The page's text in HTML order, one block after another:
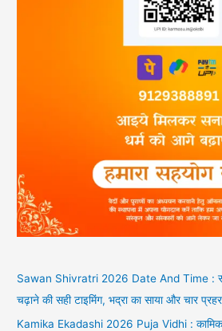
Sawan Shivratri 2026 Date And Time :
चढ़ाने की सही टाइमिंग, भद्रा का साया और चार
Kamika Ekadashi 2026 Puja Vidhi : कामिका